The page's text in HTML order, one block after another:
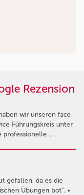
Rezension
wir unseren face-
Führungskreis unter
professionelle …
gefallen, da es die
Übungen bot". •